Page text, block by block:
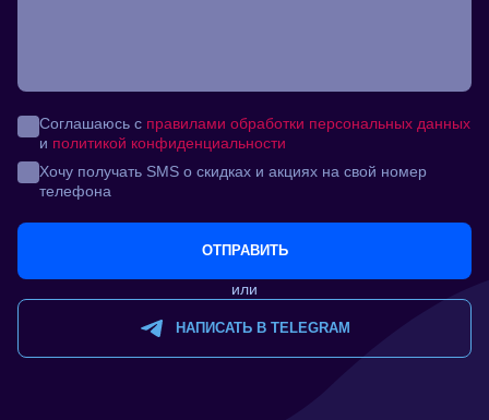
Соглашаюсь с правилами обработки персональных данных
и политикой конфиденциальности
Хочу получать SMS о скидках и акциях на свой номер
телефона
ОТПРАВИТЬ
или
НАПИСАТЬ В TELEGRAM